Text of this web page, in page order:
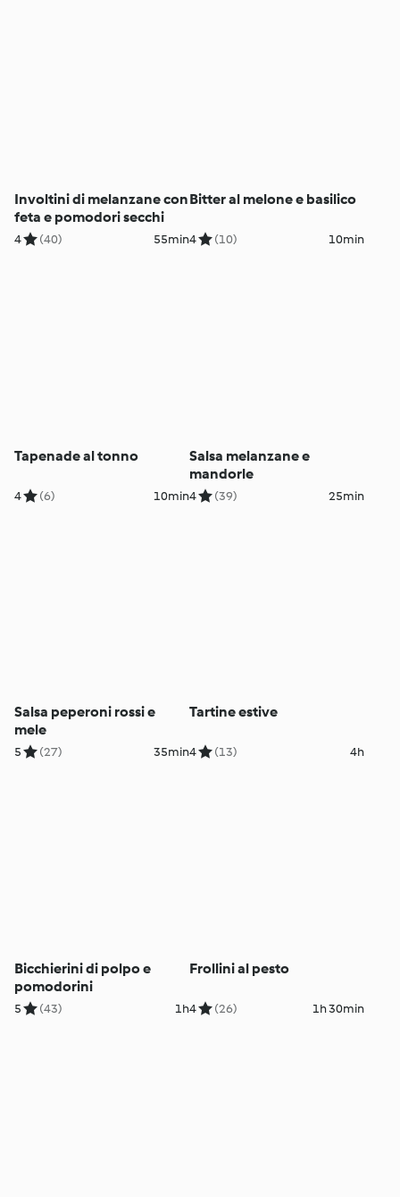
Involtini di melanzane con
feta e pomodori secchi
4 (40) 55min
Bitter al melone e basilico
4 (10) 10min
Tapenade al tonno
4 (6) 10min
Salsa melanzane e
mandorle
4 (39) 25min
Salsa peperoni rossi e
mele
5 (27) 35min
Tartine estive
4 (13) 4h
Bicchierini di polpo e
pomodorini
5 (43) 1h
Frollini al pesto
4 (26) 1h 30min